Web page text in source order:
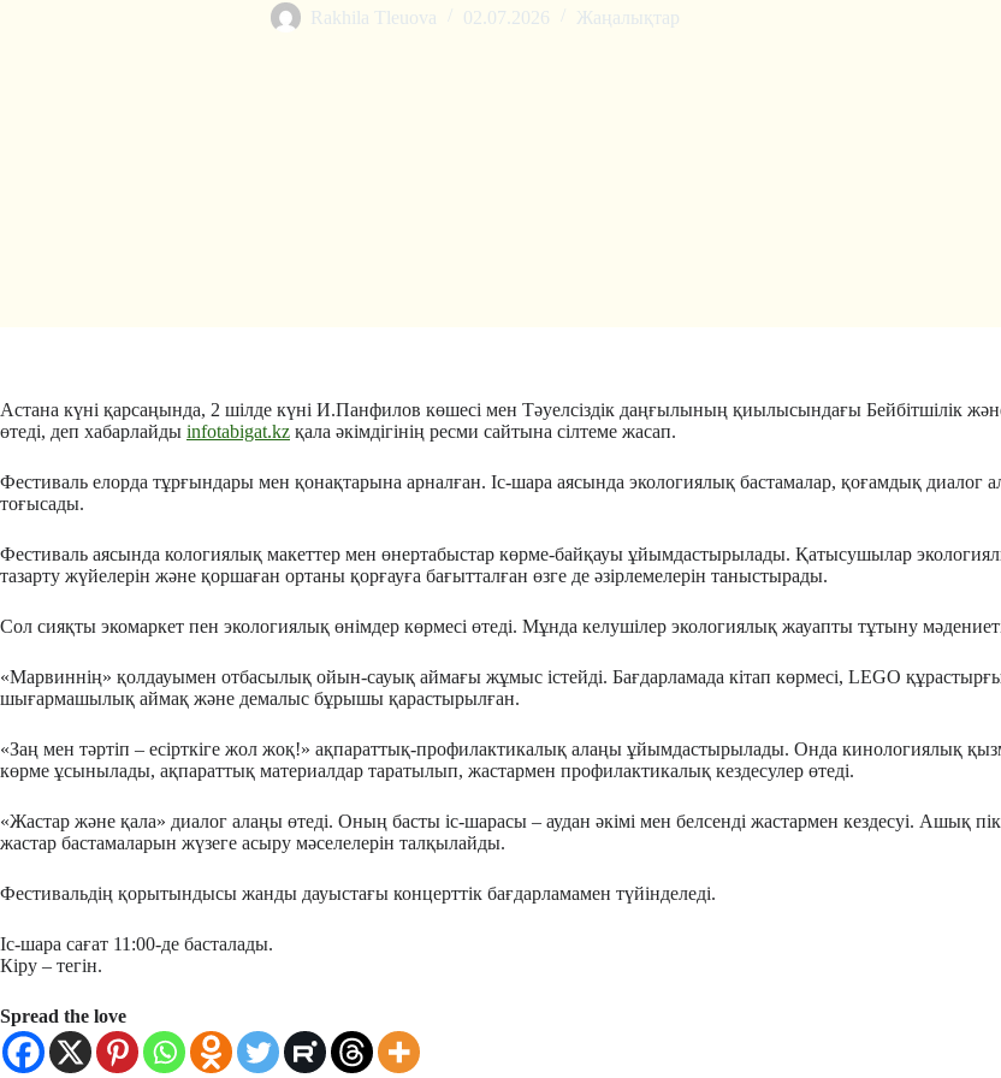
Rakhila Tleuova 02.07.2026 Жаңалықтар
Астана күні қарсаңында, 2 шілде күні И.Панфилов көшесі мен Тәуелсіздік даңғылының қиылысындағы Бейбітшілік
өтеді, деп хабарлайды infotabigat.kz қала әкімдігінің ресми сайтына сілтеме жасап.
Фестиваль елорда тұрғындары мен қонақтарына арналған. Іс-шара аясында экологиялық бастамалар, қоғамдық диалог
тоғысады.
Фестиваль аясында кологиялық макеттер мен өнертабыстар көрме-байқауы ұйымдастырылады. Қатысушылар
тазарту жүйелерін және қоршаған ортаны қорғауға бағытталған өзге де әзірлемелерін таныстырады.
Сол сияқты экомаркет пен экологиялық өнімдер көрмесі өтеді. Мұнда келушілер экологиялық жауапты тұтыну
«Марвиннің» қолдауымен отбасылық ойын-сауық аймағы жұмыс істейді. Бағдарламада кітап көрмесі, LEGO
шығармашылық аймақ және демалыс бұрышы қарастырылған.
«Заң мен тәртіп – есірткіге жол жоқ!» ақпараттық-профилактикалық алаңы ұйымдастырылады. Онда кинологиялық
көрме ұсынылады, ақпараттық материалдар таратылып, жастармен профилактикалық кездесулер өтеді.
«Жастар және қала» диалог алаңы өтеді. Оның басты іс-шарасы – аудан әкімі мен белсенді жастармен кездесуі. Ашық
жастар бастамаларын жүзеге асыру мәселелерін талқылайды.
Фестивальдің қорытындысы жанды дауыстағы концерттік бағдарламамен түйінделеді.
Іс-шара сағат 11:00-де басталады.
Кіру – тегін.
Spread the love